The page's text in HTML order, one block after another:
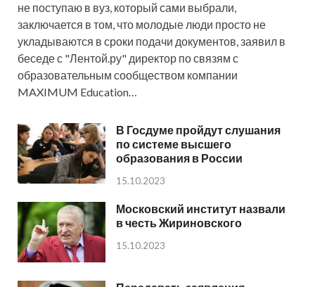
не поступаю в вуз, который сами выбрали,
заключается в том, что молодые люди просто не
укладываются в сроки подачи документов, заявил в
беседе с "Лентой.ру" директор по связям с
образовательным сообществом компании
MAXIMUM Education…
В Госдуме пройдут слушания
по системе высшего
образования в России
15.10.2023
Московский институт назвали
в честь Жириновского
15.10.2023